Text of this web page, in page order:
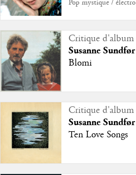
Pop mystique / électro
Critique d'album
Susanne Sundfør
Blomi
Critique d'album
Susanne Sundfør
Ten Love Songs